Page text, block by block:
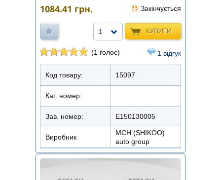
1084.41 грн. Закінчується
КУПИТИ
1
(1 голос) 1 відгук
Код товару: 15097
Кат. номер:
Зав. номер: E150130005
Виробник
MCH (SHIKOO)
auto group